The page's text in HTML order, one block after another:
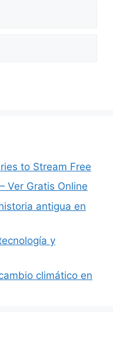
to Stream Free
Ver Gratis Online
antigua en
y
climático en